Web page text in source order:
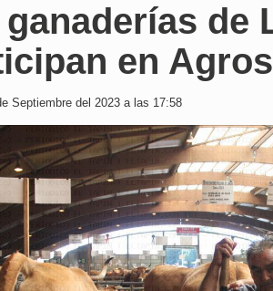
ganaderías de
en
Septiembre del 2023 a las 17:58